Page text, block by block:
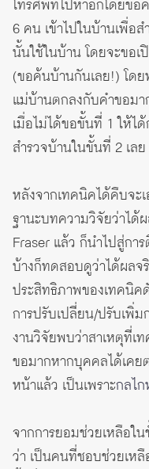
โทรศัพท์ไปหาอีกโดยขอ
6 คน เข้าไปในบ้านเพื่อ
นั้นใช้ในบ้าน โดยจะขอ
(ขอค้นบ้านกันเลย!) โด
แม่บ้านตกลงกับคำขอมา
เมื่อไม่ได้ขอขั้นที่ 1 ให้ไ
สำรวจบ้านในขั้นที่ 2 เล
หลังจากเทคนิคได้คืบจะ
ฐานะบทความวิจัยว่าได้
Fraser แล้ว ก็นำไปสู่กา
บ้างก็ทดสอบดูว่าได้ผลจ
ประสิทธิภาพของเทคนิค
การปรับเปลี่ยน/ปรับเพิ่ม
งานวิจัยพบว่าสาเหตุที่เ
ขอมากหากบุคคลได้เค
หน้าแล้ว เป็นเพราะกลไ
จากการยอมช่วยเหลือใ
ว่า เป็นคนที่ชอบช่วยเหลื